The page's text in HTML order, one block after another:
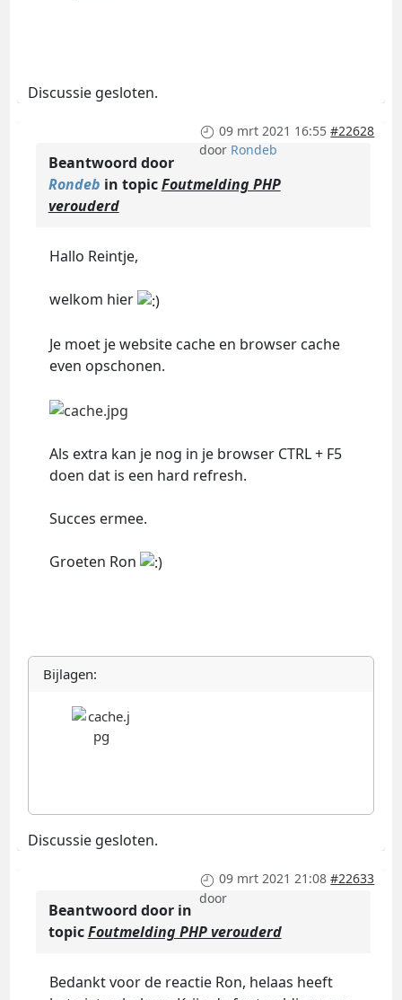
Discussie gesloten.
09 mrt 2021 16:55 #22628
door Rondeb
Beantwoord door
Rondeb in topicFoutmelding PHP
verouderd
Hallo Reintje,
welkom hier
Je moet je website cache en browser cache
even opschonen.
Als extra kan je nog in je browser CTRL + F5
doen dat is een hard refresh.
Succes ermee.
Groeten Ron
Bijlagen:
Discussie gesloten.
09 mrt 2021 21:08 #22633
door
Beantwoord door in
topicFoutmelding PHP verouderd
Bedankt voor de reactie Ron, helaas heeft